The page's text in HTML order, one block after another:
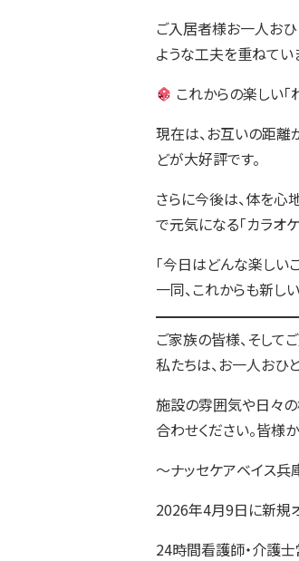
ご入居者様お一人おひ
ような工夫を重ねてい
これからの楽しい「
現在は、お互いの距離
どが大好評です。
さらに今後は、体を心
で元気になる「カラオ
「今日はどんな楽しい
一同、これからも新し
ご家族の皆様、そして
私たちは、お一人おひ
施設の雰囲気や日々の
合わせください。皆様
～ナッセケアベイス兵
2026年4月9日に新規
24時間看護師・介護士